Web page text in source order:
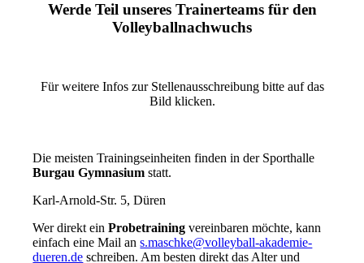
Werde Teil unseres Trainerteams für den
Volleyballnachwuchs
Für weitere Infos zur Stellenausschreibung bitte auf das
Bild klicken.
Die meisten Trainingseinheiten finden in der Sporthalle
Burgau Gymnasiumstatt.
Karl-Arnold-Str. 5, Düren
Wer direkt einProbetraining vereinbaren möchte, kann
einfach eine Mail ans.maschke@volleyball-akademie-
dueren.de schreiben. Am besten direkt das Alter und